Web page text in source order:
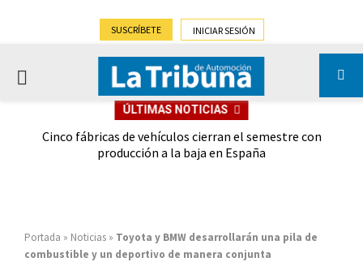
SUSCRÍBETE INICIAR SESIÓN
PRIMARY
ÚLTIMAS NOTICIAS
Cinco fábricas de vehículos cierran el semestre con
producción a la baja en España
Portada » Noticias » Toyota y BMW desarrollarán una pila de
combustible y un deportivo de manera conjunta